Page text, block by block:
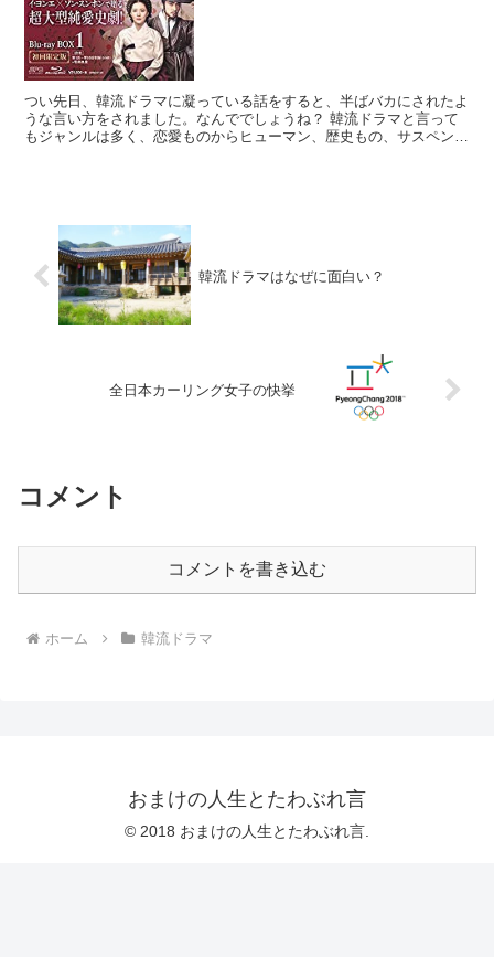
つい先日、韓流ドラマに凝っている話をすると、半ばバカにされたよ
うな言い方をされました。なんででしょうね？ 韓流ドラマと言って
もジャンルは多く、恋愛ものからヒューマン、歴史もの、サスペンス
韓流ドラマはなぜに面白い？
全日本カーリング女子の快挙
コメント
コメントを書き込む
ホーム 韓流ドラマ
おまけの人生とたわぶれ言
© 2018 おまけの人生とたわぶれ言.